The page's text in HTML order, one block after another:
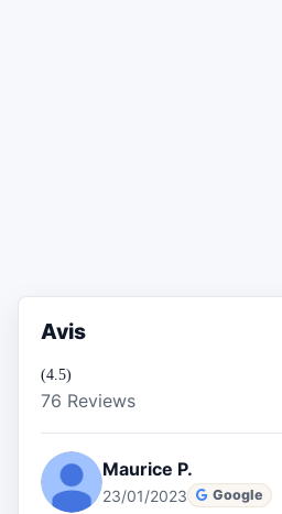
Avis
(4.5)
76 Reviews
Maurice P.
23/01/2023 Google